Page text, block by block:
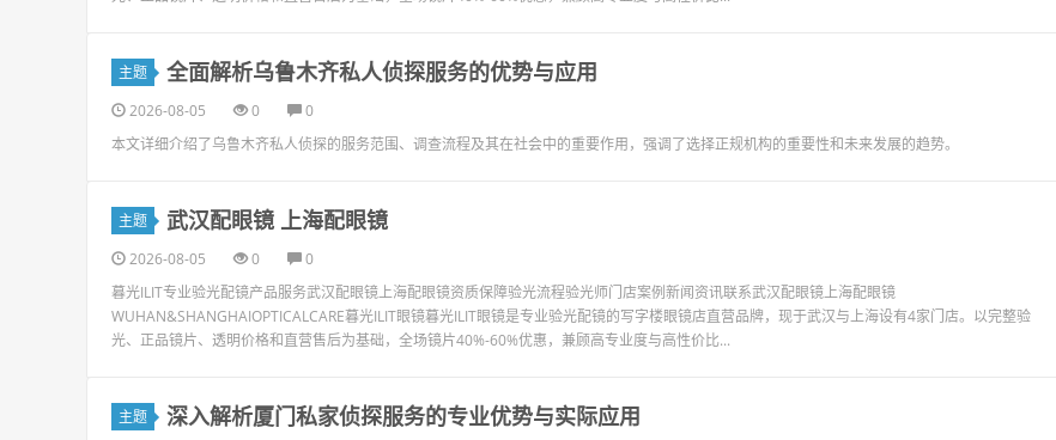
主题 全面解析乌鲁木齐私人侦探服务的优势与应用
2026-08-05 0
0
本文详细介绍了乌鲁木齐私人侦探的服务范围、调查流程及其在社会中的重要作用，强调了选择正规机构的重要性和未来发展的趋势。
主题 武汉配眼镜 上海配眼镜
2026-08-05 0
0
暮光ILIT专业验光配镜产品服务武汉配眼镜上海配眼镜资质保障验光流程验光师门店案例新闻资讯联系武汉配眼镜上海配眼镜
WUHAN&SHANGHAIOPTICALCARE暮光ILIT眼镜暮光ILIT眼镜是专业验光配镜的写字楼眼镜店直营品牌，现于武汉与上海设有4家门店。以完整验
光、正品镜片、透明价格和直营售后为基础，全场镜片40%-60%优惠，兼顾高专业度与高性价比...
主题 深入解析厦门私家侦探服务的专业优势与实际应用